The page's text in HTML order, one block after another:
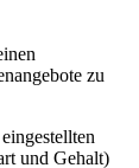
zu
und Gehalt)